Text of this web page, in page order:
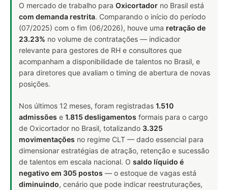
O mercado de trabalho para Oxicortador no Brasil está
com demanda restrita. Comparando o início do período
(07/2025) com o fim (06/2026), houve uma retração de
23.23% no volume de contratações — indicador
relevante para gestores de RH e consultores que
acompanham a disponibilidade de talentos no Brasil, e
para diretores que avaliam o timing de abertura de novas
posições.
Nos últimos 12 meses, foram registradas 1.510
admissões e 1.815 desligamentos formais para o cargo
de Oxicortador no Brasil, totalizando 3.325
movimentações no regime CLT — dado essencial para
dimensionar estratégias de atração, retenção e sucessão
de talentos em escala nacional. O saldo líquido é
negativo em 305 postos — o estoque de vagas está
diminuindo, cenário que pode indicar reestruturações,